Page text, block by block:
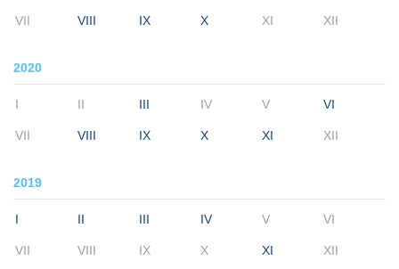
VII VIII IX X XI XII
2020
I II III IV V VI
VII VIII IX X XI XII
2019
I II III IV V VI
VII VIII IX X XI XII